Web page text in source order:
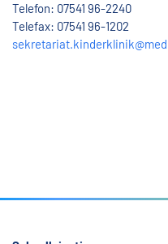
Telefon: 07541 96-2240
Telefax: 07541 96-1202